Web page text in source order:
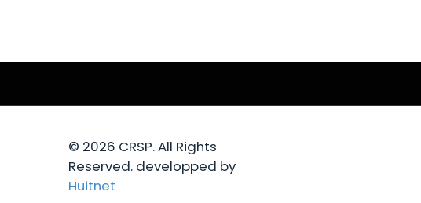
© 2026 CRSP. All Rights
Reserved. developped by
Huitnet